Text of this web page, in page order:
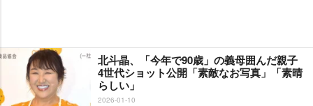
北斗晶、「今年で90歳」の義母囲んだ親子
4世代ショット公開「素敵なお写真」「素晴
らしい」
2026-01-10